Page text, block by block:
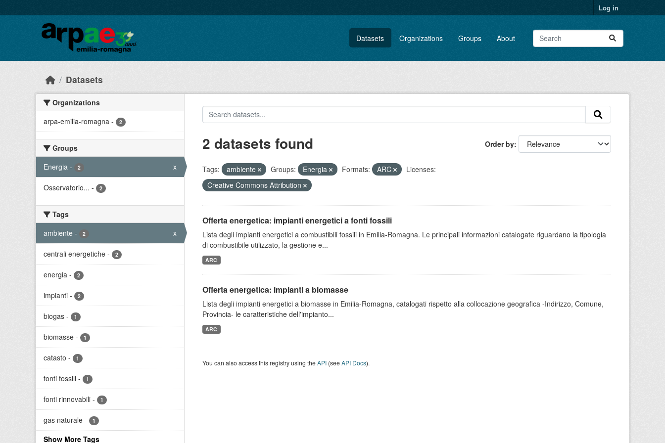
Log in
Datasets Organizations Groups About
Datasets
Organizations
arpa-emilia-romagna - 2
Groups
Energia - 2 x
Osservatorio... - 2
Tags
ambiente - 2 x
centrali energetiche - 2
energia - 2
impianti - 2
biogas - 1
biomasse - 1
catasto - 1
fonti fossili - 1
fonti rinnovabili - 1
gas naturale - 1
Show More Tags
Order by
2 datasets found
Tags: ambiente Groups: Energia Formats: ARC
Licenses:
Creative Commons Attribution
Offerta energetica: impianti energetici a fonti fossili
Lista degli impianti energetici a combustibili fossili in Emilia-Romagna. Le principali informazioni catalogate riguardano la tipologia
di combustibile utilizzato, la gestione e...
ARC
Offerta energetica: impianti a biomasse
Lista degli impianti energetici a biomasse in Emilia-Romagna, catalogati rispetto alla collocazione geografica -Indirizzo, Comune,
Provincia- le caratteristiche dell'impianto...
ARC
You can also access this registry using theAPI(seeAPI Docs).